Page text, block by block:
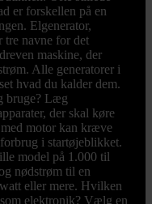
er forskellen på en
Elgenerator,
tre navne for det
maskine, der
Alle generatorer i
hvad du kalder dem.
bruge? Læg
der skal køre
motor kan kræve
i startøjeblikket.
model på 1.000 til
nødstrøm til en
eller mere. Hvilken
elektronik? Vælg en